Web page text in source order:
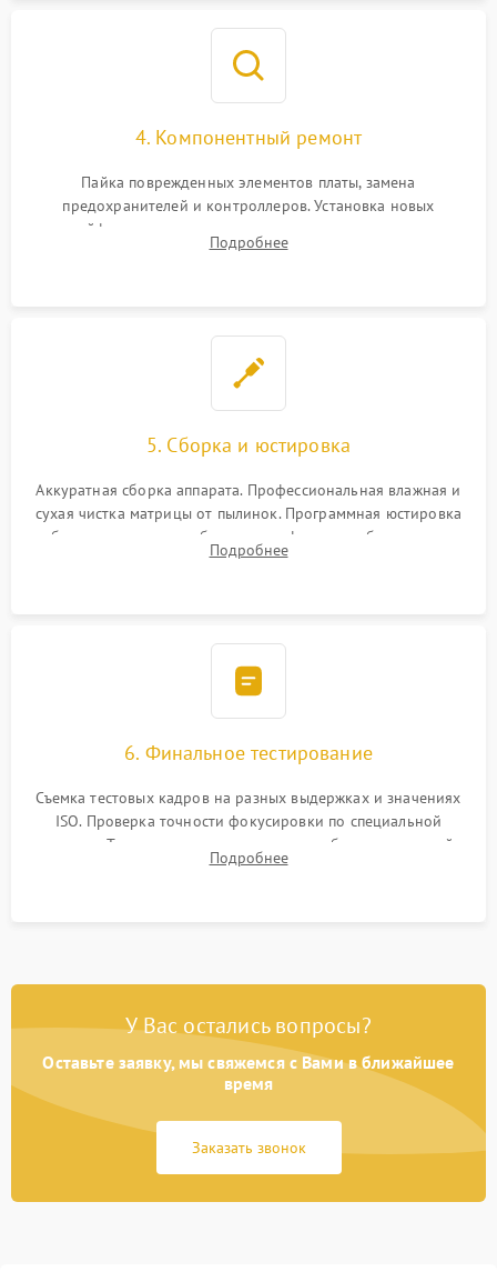
4. Компонентный ремонт
Пайка поврежденных элементов платы, замена
предохранителей и контроллеров. Установка новых
шлейфов, дисплея, механизма затвора или двигателя
автофокуса. Восстановление геометрии тубуса объектива
Подробнее
5. Сборка и юстировка
Аккуратная сборка аппарата. Профессиональная влажная и
сухая чистка матрицы от пылинок. Программная юстировка
рабочего отрезка, калибровка автофокуса, стабилизатора и
экспозамера с помощью сервисного ПО.
Подробнее
6. Финальное тестирование
Съемка тестовых кадров на разных выдержках и значениях
ISO. Проверка точности фокусировки по специальной
мишени. Тест записи на карту памяти, работы встроенной
вспышки, микрофона и всех кнопок управления.
Подробнее
У Вас остались вопросы?
Оставьте заявку, мы свяжемся с Вами в ближайшее
время
Заказать звонок